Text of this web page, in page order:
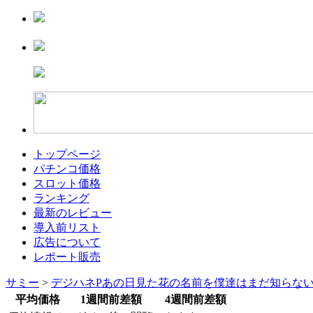
トップページ
パチンコ価格
スロット価格
ランキング
最新のレビュー
導入前リスト
広告について
レポート販売
サミー > デジハネPあの日見た花の名前を僕達はまだ知らな
平均価格
1週間前差額
4週間前差額